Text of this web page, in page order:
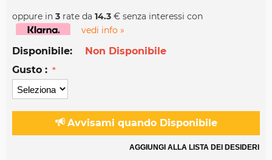
oppure in 3 rate da 14.3 € senza interessi con
vedi info »
Disponibile:
Non Disponibile
Gusto :
Avvisami quando Disponibile
AGGIUNGI ALLA LISTA DEI DESIDERI